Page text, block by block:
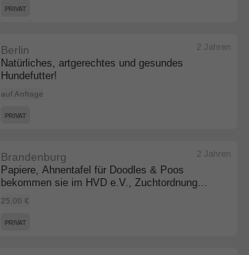
PRIVAT
Natürliches, artgerechtes und gesundes
Hundefutter!
Berlin
auf Anfrage
2 Jahren
PRIVAT
Papiere, Ahnentafel für Doodles & Poos
bekommen sie im HVD e.V., Zuchtordnung
beachten! Verein für Doodlezüchter,
Hundeverein, Zuchtverein für Hundezüchter,
Hybridrassen, Designerhunde, neue
Brandenburg
25,00 €
2 Jahren
PRIVAT